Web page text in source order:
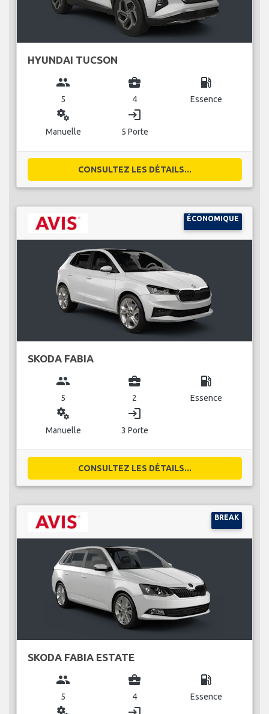
HYUNDAI TUCSON
group
5
business_center
4
local_gas_station
Essence
miscellaneous_services
Manuelle
login
5 Porte
CONSULTEZ LES DÉTAILS...
ÉCONOMIQUE
SKODA FABIA
group
5
business_center
2
local_gas_station
Essence
miscellaneous_services
Manuelle
login
3 Porte
CONSULTEZ LES DÉTAILS...
BREAK
SKODA FABIA ESTATE
group
5
business_center
4
local_gas_station
Essence